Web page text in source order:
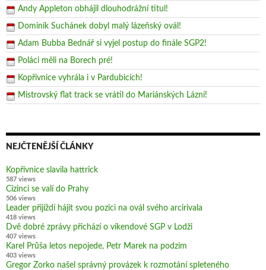
Andy Appleton obhájil dlouhodrážní titul!
Dominik Suchánek dobyl malý lázeňský ovál!
Adam Bubba Bednář si vyjel postup do finále SGP2!
Poláci měli na Borech pré!
Kopřivnice vyhrála i v Pardubicích!
Mistrovský flat track se vrátil do Mariánských Lázní!
NEJČTENĚJŠÍ ČLÁNKY
Kopřivnice slavila hattrick
587 views
Cizinci se valí do Prahy
506 views
Leader přijíždí hájit svou pozici na ovál svého arcirivala
418 views
Dvě dobré zprávy přichází o víkendové SGP v Lodži
407 views
Karel Průša letos nepojede, Petr Marek na podzim
403 views
Gregor Zorko našel správný provázek k rozmotání spleteného